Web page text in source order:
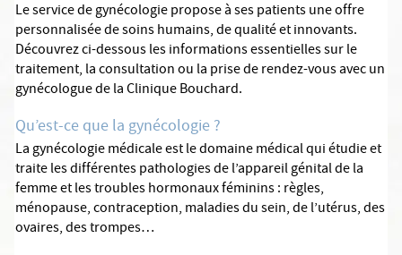
Le service de gynécologie propose à ses patients une offre
personnalisée de soins humains, de qualité et innovants.
Découvrez ci-dessous les informations essentielles sur le
traitement, la consultation ou la prise de rendez-vous avec un
gynécologue de la Clinique Bouchard.
Qu’est-ce que la gynécologie ?
La gynécologie médicale est le domaine médical qui étudie et
traite les différentes pathologies de l’appareil génital de la
femme et les troubles hormonaux féminins : règles,
ménopause, contraception, maladies du sein, de l’utérus, des
ovaires, des trompes…